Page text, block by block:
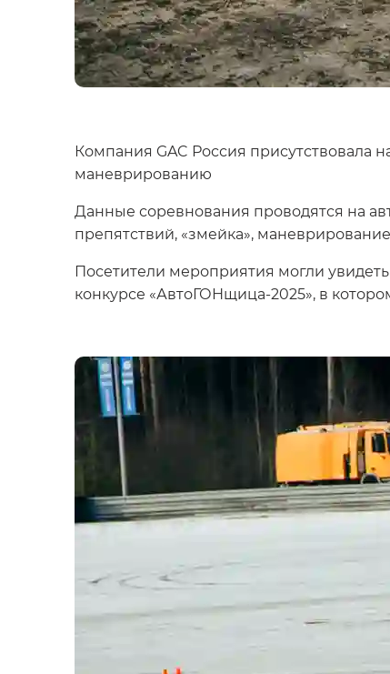
Компания GAC Россия
маневрированию
Данные соревнования проводятся на
препятствий, «змейка»,
Посетители мероприятия могли увидеть
конкурсе «АвтоГОНщица-2025», в